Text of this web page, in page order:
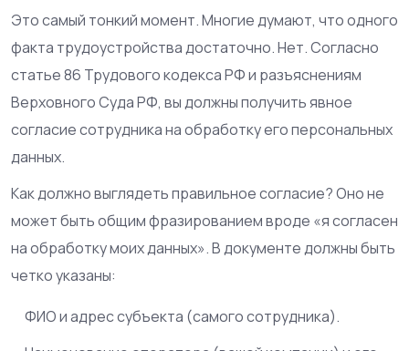
Это самый тонкий момент. Многие думают, что одного
факта трудоустройства достаточно. Нет. Согласно
статье 86 Трудового кодекса РФ и разъяснениям
Верховного Суда РФ, вы должны получить явное
согласие сотрудника на обработку его персональных
данных.
Как должно выглядеть правильное согласие? Оно не
может быть общим фразированием вроде «я согласен
на обработку моих данных». В документе должны быть
четко указаны:
ФИО и адрес субъекта (самого сотрудника).